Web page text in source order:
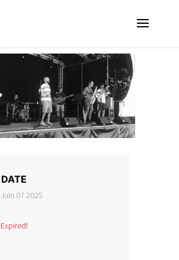
DATE
Juin 07 2025
Expired!